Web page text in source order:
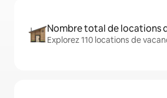
Nombre total de locations
Explorez 110 locations de